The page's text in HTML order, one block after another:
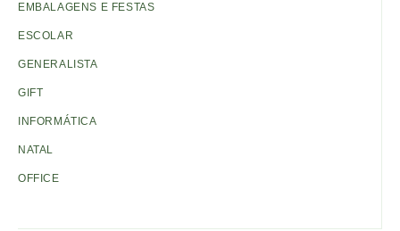
EMBALAGENS E FESTAS
ESCOLAR
GENERALISTA
GIFT
INFORMÁTICA
NATAL
OFFICE